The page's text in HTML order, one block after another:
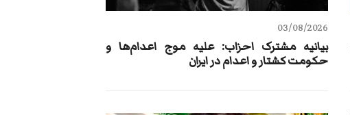
03/08/2026
بيانيه مشترک احزاب: علیه موج اعدام‌ها و
حکومت کشتار و اعدام در ایران